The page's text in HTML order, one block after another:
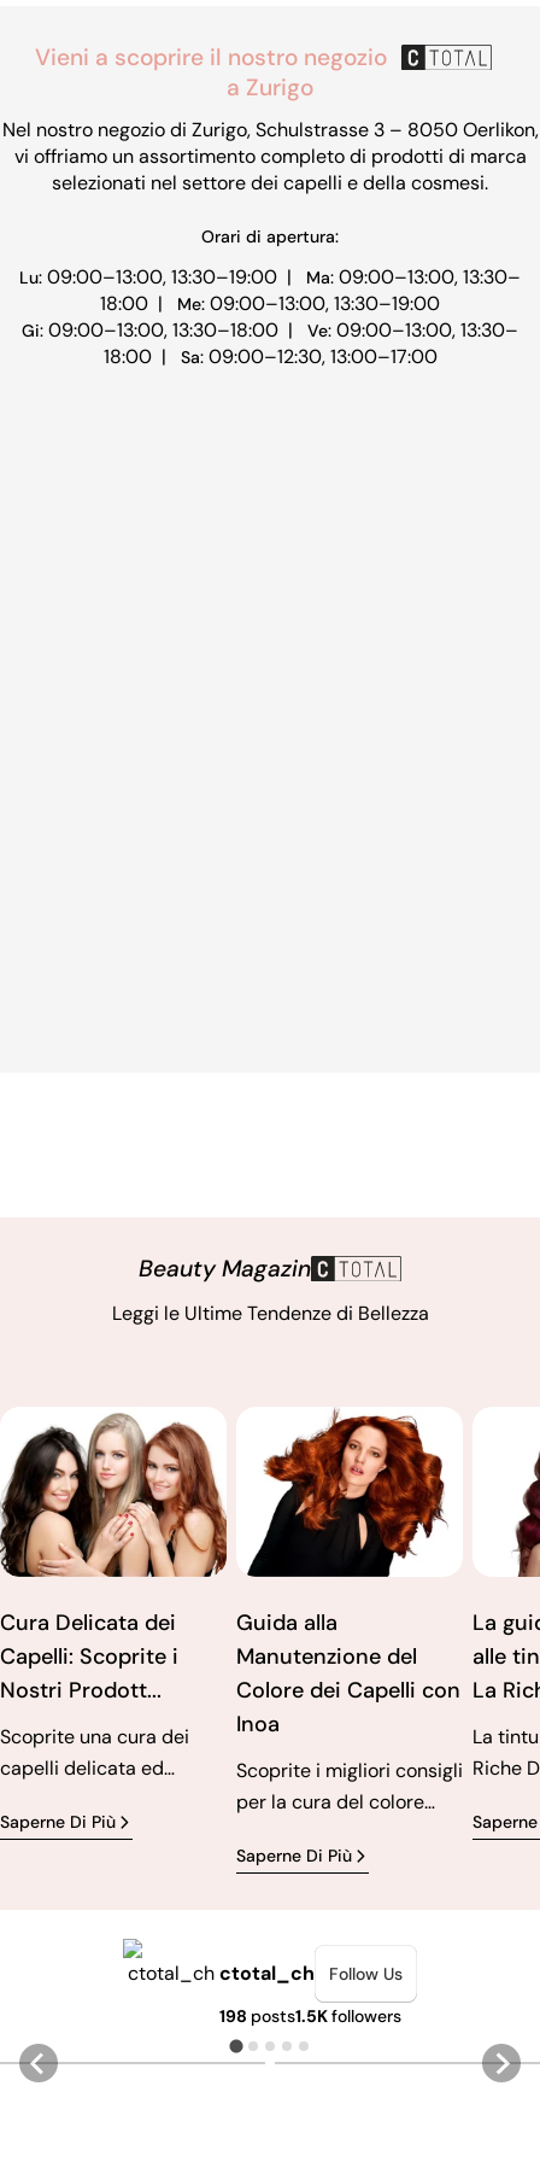
Vieni a scoprire il nostro negozio
a Zurigo
Nel nostro negozio di Zurigo, Schulstrasse 3 – 8050 Oerlikon,
vi offriamo un assortimento completo di prodotti di marca
selezionati nel settore dei capelli e della cosmesi.
Orari di apertura:
Lu: 09:00–13:00, 13:30–19:00 | Ma: 09:00–13:00, 13:30–
18:00 |
Me: 09:00–13:00, 13:30–19:00
Gi: 09:00–13:00, 13:30–18:00 | Ve: 09:00–13:00, 13:30–
18:00 |
Sa:09:00–12:30, 13:00–17:00
Beauty Magazin
Leggi le Ultime Tendenze di Bellezza
Cura Delicata dei
Capelli: Scoprite i
Nostri Prodott...
Scoprite una cura dei
capelli delicata ed
senza ammoniaca. Per
Saperne Di Più
Guida alla
Manutenzione del
Colore dei Capelli con
Inoa
Scoprite i migliori consigli
per la cura del colore
duraturi, vivaci e sani.
Saperne Di Più
La
alle
La
La
Riche
free
ctotal_ch
Follow Us
198 posts1.5Kfollowers
5 1 4 0